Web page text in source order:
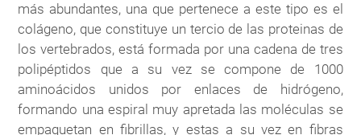
más abundantes, una que pertenece a este tipo es el
colágeno, que constituye un tercio de las proteinas de
los vertebrados, está formada por una cadena de tres
polipéptidos que a su vez se compone de 1000
aminoácidos unidos por enlaces de hidrógeno,
formando una espiral muy apretada las moléculas se
empaquetan en fibrillas, y estas a su vez en fibras